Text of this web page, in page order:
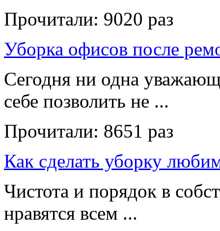
Прочитали: 9020 раз
Уборка офисов после
Сегодня ни одна
себе позволить не ...
Прочитали: 8651 раз
Как сделать уборку
Чистота и порядок в
нравятся всем ...